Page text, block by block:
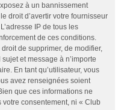
à un bannissement
droit d’avertir votre fournisseur
IP de tous les
de ces conditions.
de supprimer, de modifier,
et message à n’importe
En tant qu’utilisateur, vous
avez renseignées soient
que ces informations ne
consentement, ni « Club